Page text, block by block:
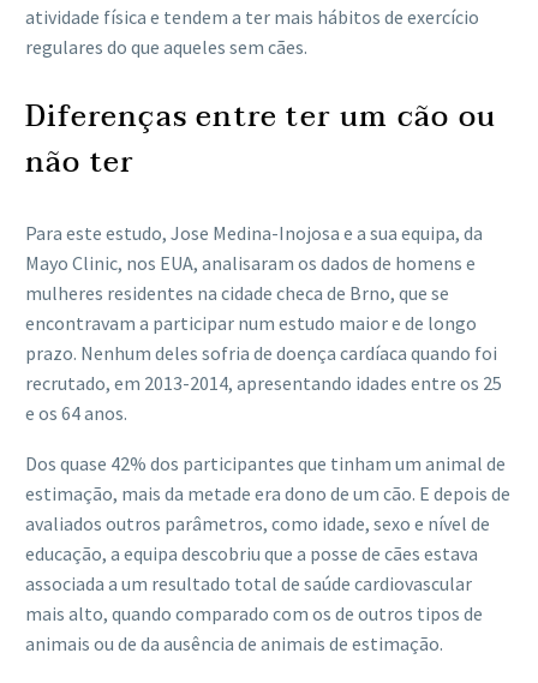
atividade física e tendem a ter mais hábitos de exercício
regulares do que aqueles sem cães.
Diferenças entre ter um cão ou
não ter
Para este estudo, Jose Medina-Inojosa e a sua equipa, da
Mayo Clinic, nos EUA, analisaram os dados de homens e
mulheres residentes na cidade checa de Brno, que se
encontravam a participar num estudo maior e de longo
prazo. Nenhum deles sofria de doença cardíaca quando foi
recrutado, em 2013-2014, apresentando idades entre os 25
e os 64 anos.
Dos quase 42% dos participantes que tinham um animal de
estimação, mais da metade era dono de um cão. E depois de
avaliados outros parâmetros, como idade, sexo e nível de
educação, a equipa descobriu que a posse de cães estava
associada a um resultado total de saúde cardiovascular
mais alto, quando comparado com os de outros tipos de
animais ou de da ausência de animais de estimação.